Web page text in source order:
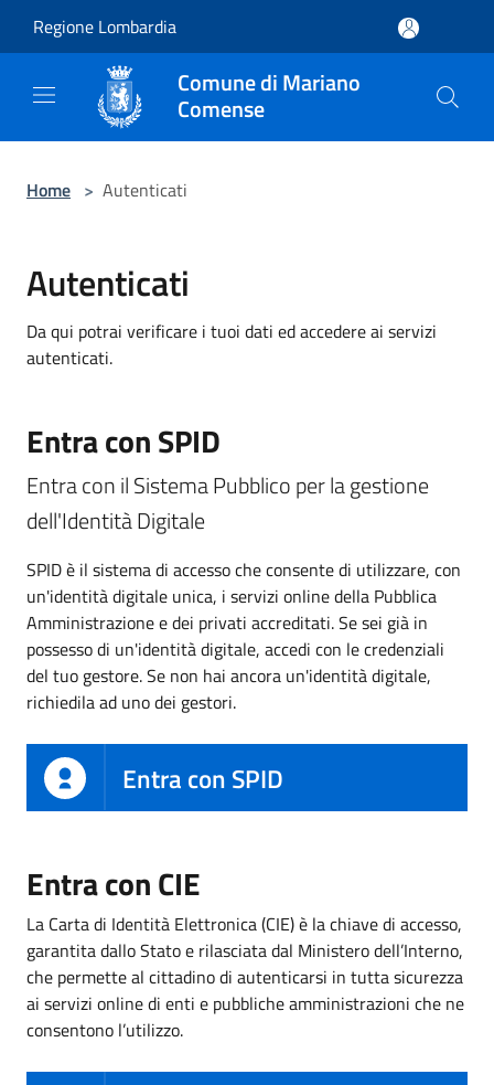
Regione Lombardia
Comune di Mariano
Comense
Home > Autenticati
Autenticati
Da qui potrai verificare i tuoi dati ed accedere ai servizi
autenticati.
Entra con SPID
Entra con il Sistema Pubblico per la gestione
dell'Identità Digitale
SPID è il sistema di accesso che consente di utilizzare, con
un'identità digitale unica, i servizi online della Pubblica
Amministrazione e dei privati accreditati. Se sei già in
possesso di un'identità digitale, accedi con le credenziali
del tuo gestore. Se non hai ancora un'identità digitale,
richiedila ad uno dei gestori.
Entra con SPID
Entra con CIE
La Carta di Identità Elettronica (CIE) è la chiave di accesso,
garantita dallo Stato e rilasciata dal Ministero dell’Interno,
che permette al cittadino di autenticarsi in tutta sicurezza
ai servizi online di enti e pubbliche amministrazioni che ne
consentono l’utilizzo.